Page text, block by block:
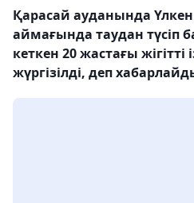
Қарасай ауданында
аймағында таудан түсіп
кеткен 20 жастағы
жүргізілді, деп